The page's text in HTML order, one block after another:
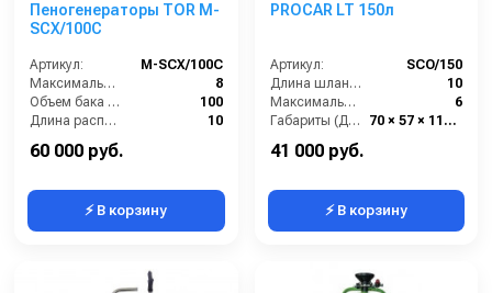
Пеногенераторы TOR М-
SCX/100C
Артикул:
М-SCX/100C
Максимальное давление (бар):
8
Объем бака (л):
100
Длина распылительного шланга (м):
10
Длина распылителя (мм):
60 000 руб.
⚡ В корзину
PROCAR LT 150л
Артикул:
SCO/150
Длина шланга (м):
10
Максимальное давление (бар):
6
Габариты (ДхШхВ):
70 × 57 × 110 см
41 000 руб.
⚡ В корзину